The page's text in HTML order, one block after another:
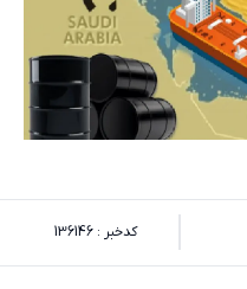
کدخبر : 136146